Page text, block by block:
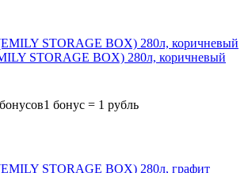
STORAGE BOX) 280л, коричневый
бонусов1 бонус = 1 рубль